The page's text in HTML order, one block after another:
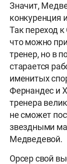
Значит,
конкуренция
Так переход
что можно
тренер, но в
старается
именитых
Фернандес и
тренера
не сможет
звездными
Медведевой.
Орсер свой